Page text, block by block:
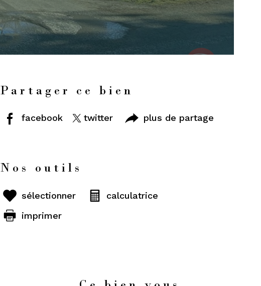
Partager ce bien
facebook twitter plus de partage
Nos outils
sélectionner
calculatrice
imprimer